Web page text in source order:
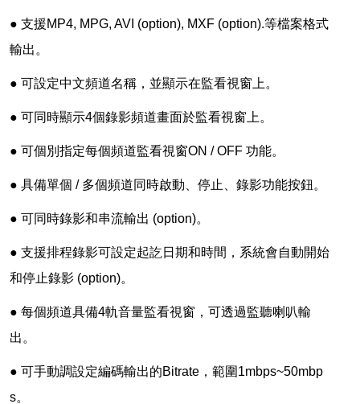
● 支援MP4, MPG, AVI (option), MXF (option).等檔案格式
輸出。
● 可設定中文頻道名稱，並顯示在監看視窗上。
● 可同時顯示4個錄影頻道畫面於監看視窗上。
● 可個別指定每個頻道監看視窗ON / OFF 功能。
● 具備單個 / 多個頻道同時啟動、停止、錄影功能按鈕。
● 可同時錄影和串流輸出 (option)。
● 支援排程錄影可設定起訖日期和時間，系統會自動開始
和停止錄影 (option)。
● 每個頻道具備4軌音量監看視窗，可透過監聽喇叭輸
出。
● 可手動調設定編碼輸出的Bitrate，範圍1mbps~50mbp
s。